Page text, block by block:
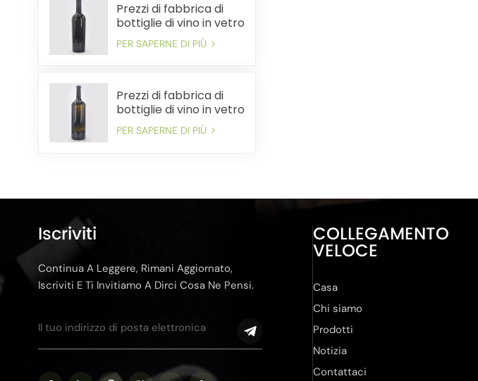
Prezzi di fabbrica di
bottiglie di vino in vetro
da 750 ml all'ingrosso
Spedizione rapida
PER SAPERNE DI PIÙ
Prezzi di fabbrica di
bottiglie di vino in vetro
di grandi dimensioni
sfuse. Consegna
PER SAPERNE DI PIÙ
Iscriviti
Continua A Leggere, Rimani Aggiornato,
Iscriviti E Ti Invitiamo A Dirci Cosa Ne Pensi.
COLLEGAMENTO
VELOCE
Casa
Chi siamo
Prodotti
Notizia
Contattaci